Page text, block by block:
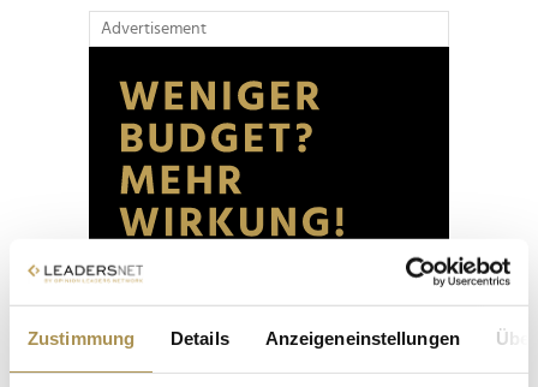
Zustimmung Details Anzeigeneinstellungen
Advertisement